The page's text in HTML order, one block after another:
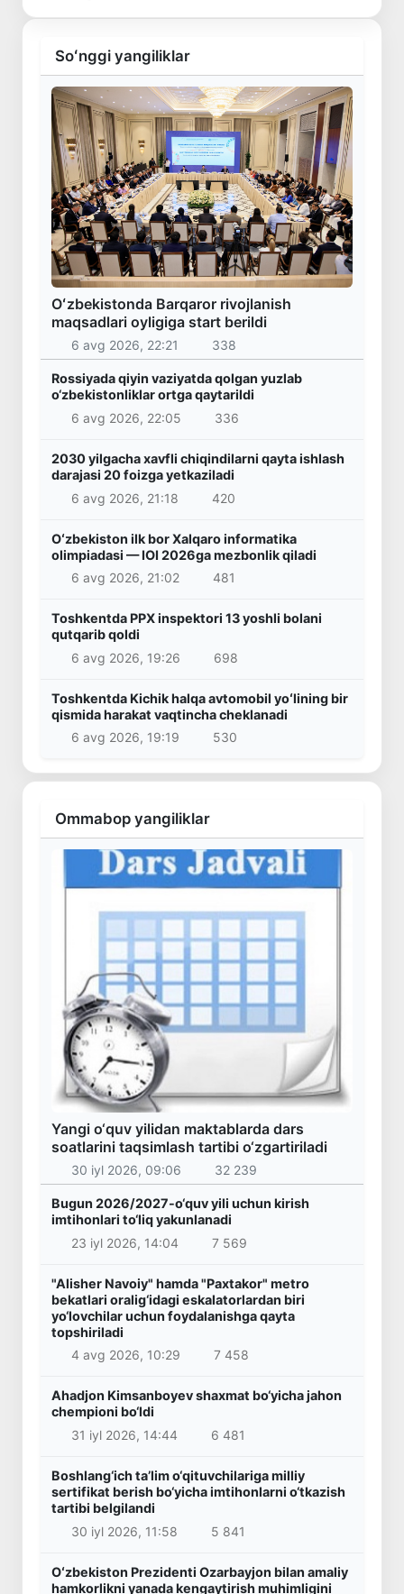
Soʻnggi yangiliklar
Oʻzbekistonda Barqaror rivojlanish
maqsadlari oyligiga start berildi
6 avg 2026, 22:21 338
Rossiyada qiyin vaziyatda qolgan yuzlab
o‘zbekistonliklar ortga qaytarildi
6 avg 2026, 22:05
336
2030 yilgacha xavfli chiqindilarni qayta ishlash
darajasi 20 foizga yetkaziladi
6 avg 2026, 21:18
420
Oʻzbekiston ilk bor Xalqaro informatika
olimpiadasi — IOI 2026ga mezbonlik qiladi
6 avg 2026, 21:02
481
Toshkentda PPX inspektori 13 yoshli bolani
qutqarib qoldi
6 avg 2026, 19:26
698
Toshkentda Kichik halqa avtomobil yoʻlining bir
qismida harakat vaqtincha cheklanadi
6 avg 2026, 19:19
530
Ommabop yangiliklar
Yangi o‘quv yilidan maktablarda dars
soatlarini taqsimlash tartibi o‘zgartiriladi
30 iyl 2026, 09:06 32 239
Bugun 2026/2027-o‘quv yili uchun kirish
imtihonlari to‘liq yakunlanadi
23 iyl 2026, 14:04
7 569
"Alisher Navoiy" hamda "Paxtakor" metro
bekatlari oralig‘idagi eskalatorlardan biri
yo‘lovchilar uchun foydalanishga qayta
topshiriladi
4 avg 2026, 10:29
7 458
Ahadjon Kimsanboyev shaxmat bo‘yicha jahon
chempioni bo‘ldi
31 iyl 2026, 14:44
6 481
Boshlang‘ich ta’lim o‘qituvchilariga milliy
sertifikat berish bo‘yicha imtihonlarni o‘tkazish
tartibi belgilandi
30 iyl 2026, 11:58
5 841
Oʻzbekiston Prezidenti Ozarbayjon bilan amaliy
hamkorlikni yanada kengaytirish muhimligini